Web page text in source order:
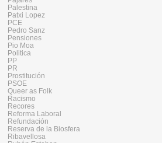
Palestina
Patxi Lopez
PCE
Pedro Sanz
Pensiones
Pio Moa
Politica
PP
PR
Prostitución
PSOE
Queer as Folk
Racismo
Recores
Reforma Laboral
Refundación
Reserva de la Biosfera
Ribavellosa